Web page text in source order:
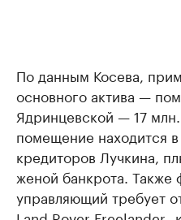
По данным Косева,
основного актива —
Ядринцевской — 17
помещение находится в
кредиторов Лучкина,
женой банкрота. Также
управляющий требует